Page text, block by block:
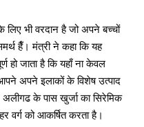
लिए भी वरदान है जो अपने बच्चों
हैँ। मंत्री ने कहा कि यह
हो जाता है कि यहाँ ना केवल
अपने इलाकों के विशेष उत्पाद
के पास खुर्जा का सिरेमिक
वर्ग को आकर्षित करता है।